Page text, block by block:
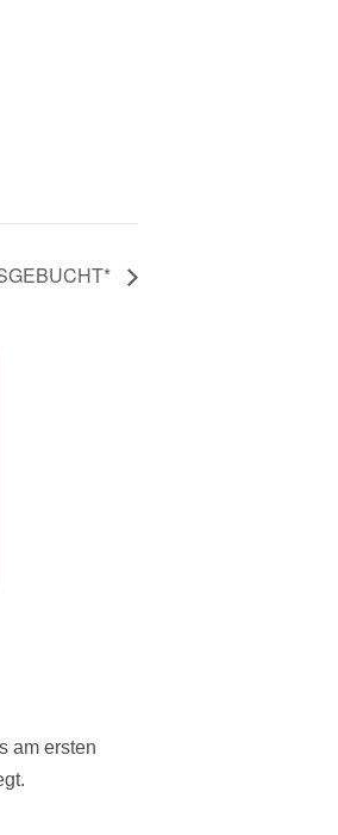
am ersten